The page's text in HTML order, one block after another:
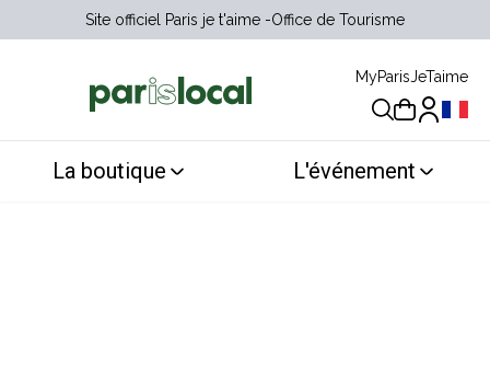
Site officiel Paris je t'aime Office de Tourisme
MyParisJeTaime
La boutique L'événement